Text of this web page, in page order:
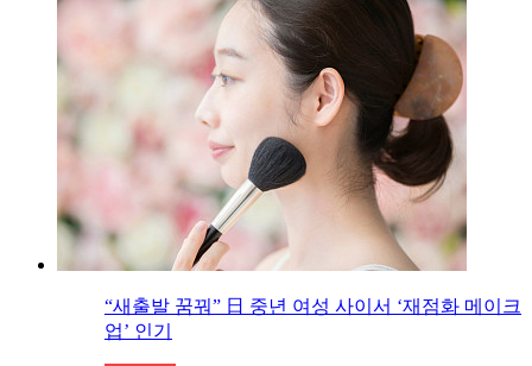
“새출발 꿈꿔” 日 중년 여성 사이서 ‘재점화 메이크
업’ 인기